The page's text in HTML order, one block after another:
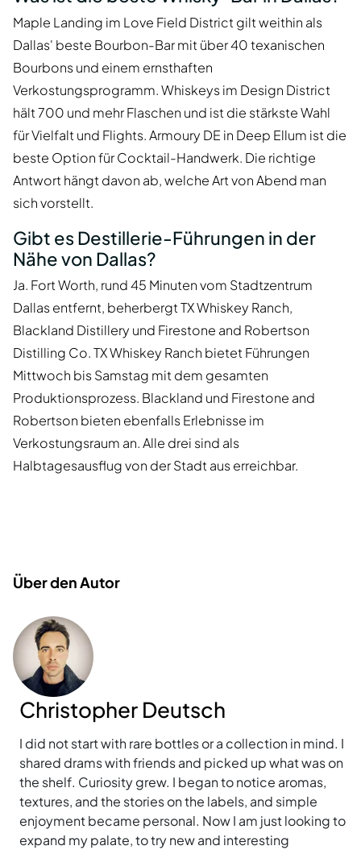
Maple Landing im Love Field District gilt weithin als
Dallas' beste Bourbon-Bar mit über 40 texanischen
Bourbons und einem ernsthaften
Verkostungsprogramm. Whiskeys im Design District
hält 700 und mehr Flaschen und ist die stärkste Wahl
für Vielfalt und Flights. Armoury DE in Deep Ellum ist die
beste Option für Cocktail-Handwerk. Die richtige
Antwort hängt davon ab, welche Art von Abend man
sich vorstellt.
Gibt es Destillerie-Führungen in der
Nähe von Dallas?
Ja. Fort Worth, rund 45 Minuten vom Stadtzentrum
Dallas entfernt, beherbergt TX Whiskey Ranch,
Blackland Distillery und Firestone and Robertson
Distilling Co. TX Whiskey Ranch bietet Führungen
Mittwoch bis Samstag mit dem gesamten
Produktionsprozess. Blackland und Firestone and
Robertson bieten ebenfalls Erlebnisse im
Verkostungsraum an. Alle drei sind als
Halbtagesausflug von der Stadt aus erreichbar.
Über den Autor
Christopher Deutsch
I did not start with rare bottles or a collection in mind. I
shared drams with friends and picked up what was on
the shelf. Curiosity grew. I began to notice aromas,
textures, and the stories on the labels, and simple
enjoyment became personal. Now I am just looking to
expand my palate, to try new and interesting